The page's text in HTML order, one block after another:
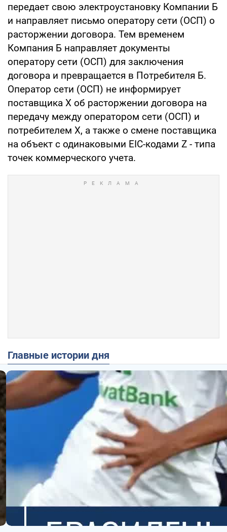
передает свою электроустановку Компании Б
и направляет письмо оператору сети (ОСП) о
расторжении договора. Тем временем
Компания Б направляет документы
оператору сети (ОСП) для заключения
договора и превращается в Потребителя Б.
Оператор сети (ОСП) не информирует
поставщика Х об расторжении договора на
передачу между оператором сети (ОСП) и
потребителем Х, а также о смене поставщика
на объект с одинаковыми EIC-кодами Z - типа
точек коммерческого учета.
Главные истории дня